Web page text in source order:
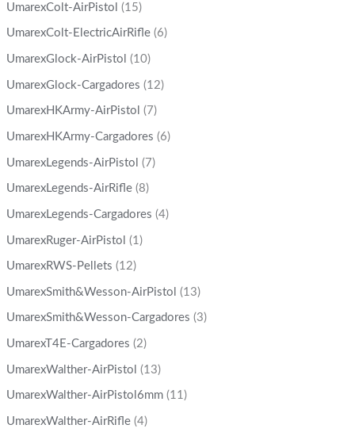
UmarexColt-AirPistol (15)
UmarexColt-ElectricAirRifle (6)
UmarexGlock-AirPistol (10)
UmarexGlock-Cargadores (12)
UmarexHKArmy-AirPistol (7)
UmarexHKArmy-Cargadores (6)
UmarexLegends-AirPistol (7)
UmarexLegends-AirRifle (8)
UmarexLegends-Cargadores (4)
UmarexRuger-AirPistol (1)
UmarexRWS-Pellets (12)
UmarexSmith&Wesson-AirPistol (13)
UmarexSmith&Wesson-Cargadores (3)
UmarexT4E-Cargadores (2)
UmarexWalther-AirPistol (13)
UmarexWalther-AirPistol6mm (11)
UmarexWalther-AirRifle (4)